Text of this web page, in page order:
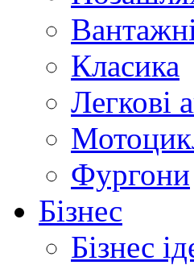
Класика
Легкові
Фургони
Бізнес
Бізнес